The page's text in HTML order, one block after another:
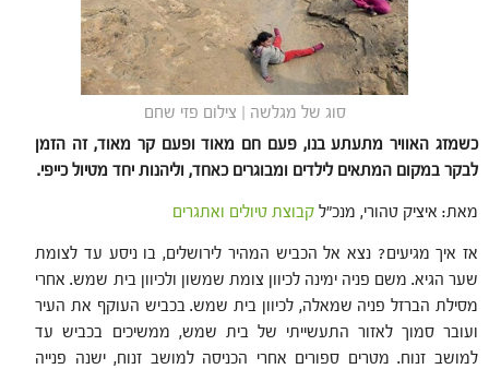
סוג של מגלשה | צילום פזי שחם
כשמזג האוויר מתעתע בנו, פעם חם מאוד ופעם קר מאוד, זה הזמן
לבקר במקום המתאים לילדים ומבוגרים כאחד, וליהנות יחד מטיול כייפי.
מאת: איציק טהורי, מנכ"ל קבוצת טיולים ואתגרים
אז איך מגיעים? נצא אל הכביש המהיר לירושלים, בו ניסע עד לצומת
שער הגיא. משם פניה ימינה לכיוון צומת שמשון ולכיוון בית שמש. אחרי
מסילת הברזל פניה שמאלה, לכיוון בית שמש. בכביש העוקף את העיר
ועובר סמוך לאזור התעשייתי של בית שמש, ממשיכים בכביש עד
למושב זנוח. מטרים ספורים אחרי הכניסה למושב זנוח, ישנה פנייה